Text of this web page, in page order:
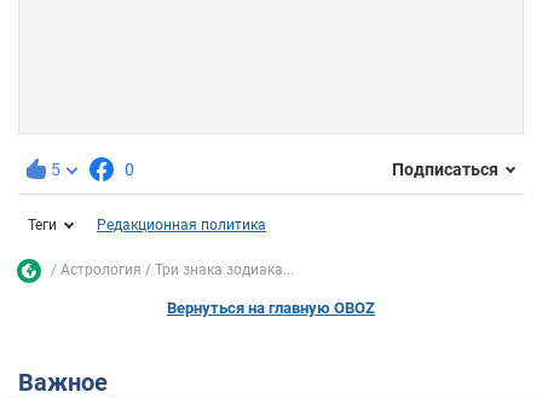
5 0 Подписаться
Теги Редакционная политика
Астрология Три знака зодиака...
Вернуться на главную OBOZ
Важное